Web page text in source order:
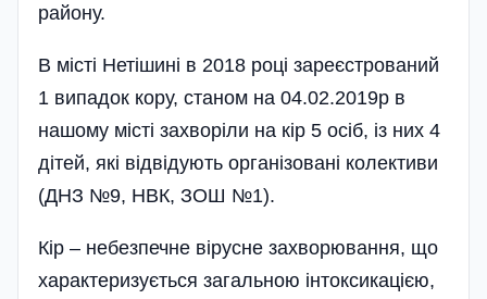
району.
В місті Нетішині в 2018 році зареєстрований
1 випадок кору, станом на 04.02.2019р в
нашому місті захворіли на кір 5 осіб, із них 4
дітей, які відвідують організовані колективи
(ДНЗ №9, НВК, ЗОШ №1).
Кір – небезпечне вірусне за­хворювання, що
характер­изується загал­ьною інтоксикацією,